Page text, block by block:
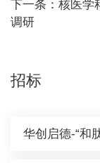
下一条：核医学
调研
招标
华创启德-“和